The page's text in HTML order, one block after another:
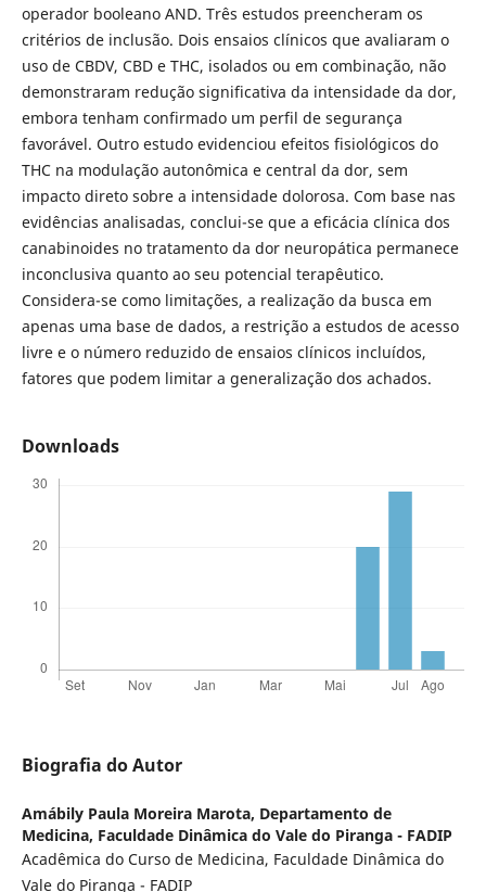
operador booleano AND. Três estudos preencheram os
critérios de inclusão. Dois ensaios clínicos que avaliaram o
uso de CBDV, CBD e THC, isolados ou em combinação, não
demonstraram redução significativa da intensidade da dor,
embora tenham confirmado um perfil de segurança
favorável. Outro estudo evidenciou efeitos fisiológicos do
THC na modulação autonômica e central da dor, sem
impacto direto sobre a intensidade dolorosa. Com base nas
evidências analisadas, conclui-se que a eficácia clínica dos
canabinoides no tratamento da dor neuropática permanece
inconclusiva quanto ao seu potencial terapêutico.
Considera-se como limitações, a realização da busca em
apenas uma base de dados, a restrição a estudos de acesso
livre e o número reduzido de ensaios clínicos incluídos,
fatores que podem limitar a generalização dos achados.
Downloads
Biografia do Autor
Amábily Paula Moreira Marota, Departamento de
Medicina, Faculdade Dinâmica do Vale do Piranga - FADIP
Acadêmica do Curso de Medicina, Faculdade Dinâmica do
Vale do Piranga - FADIP